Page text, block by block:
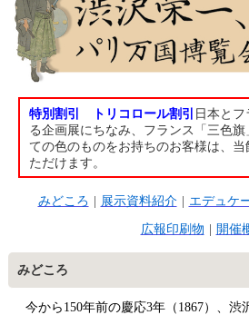
特別割引 トリコロール割引 日本と
る企画展にちなみ、フランス「三色
ての色のものをお持ちのお客様は、
ただけます。
みどころ | 展示資料紹介 | エデュケ
広報印刷物 | 開催
みどころ
今から150年前の慶応3年（1867）、渋